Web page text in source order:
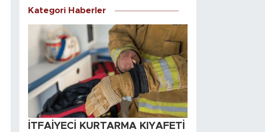
Kategori Haberler
İTFAİYECİ KURTARMA KIYAFETİ